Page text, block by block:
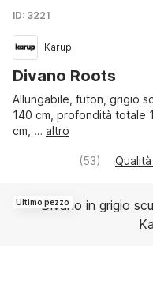
Ultimo pezzo
ID: 3221
Karup
Divano Roots
Allungabile, futon, grigio
140 cm, profondità totale
cm , … altro
(53)